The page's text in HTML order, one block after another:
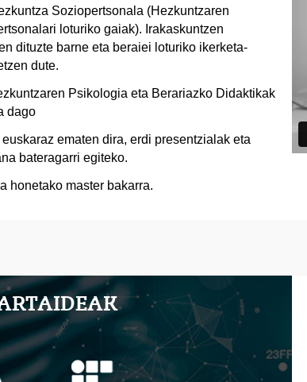
Soziopertsonala (Hezkuntzaren
loturiko gaiak). Irakaskuntzen
dituzte barne eta beraiei loturiko ikerketa-
dute.
Psikologia eta Berariazko Didaktikak
dago
ematen dira, erdi presentzialak eta
bateragarri egiteko.
honetako master bakarra.